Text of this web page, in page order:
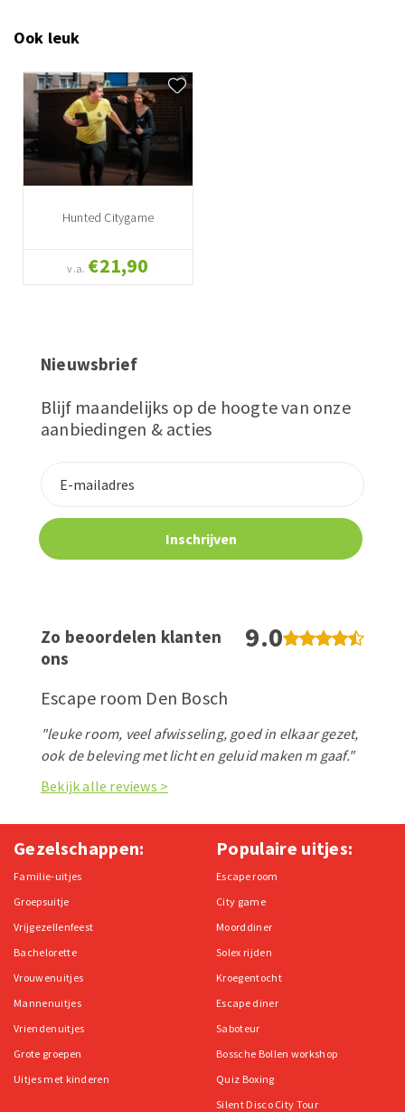
Ook leuk
Hunted Citygame
v.a. €21,90
Nieuwsbrief
Blijf maandelijks op de hoogte van onze
aanbiedingen & acties
Zo beoordelen klanten
ons
9.0
Escape room Den Bosch
"leuke room, veel afwisseling, goed in elkaar gezet,
ook de beleving met licht en geluid maken m gaaf."
Bekijk alle reviews >
Gezelschappen:
Familie-uitjes
Groepsuitje
Vrijgezellenfeest
Bachelorette
Vrouwenuitjes
Mannenuitjes
Vriendenuitjes
Grote groepen
Uitjes met kinderen
Populaire uitjes:
Escape room
City game
Moorddiner
Solex rijden
Kroegentocht
Escape diner
Saboteur
Bossche Bollen workshop
Quiz Boxing
Silent Disco City Tour